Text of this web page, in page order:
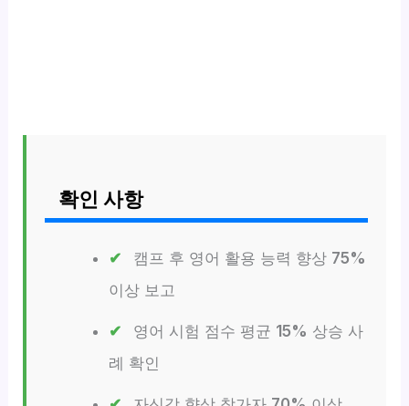
확인 사항
캠프 후 영어 활용 능력 향상 75%
이상 보고
영어 시험 점수 평균 15% 상승 사
례 확인